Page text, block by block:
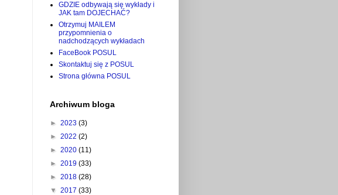
GDZIE odbywają się wykłady i
JAK tam DOJECHAĆ?
Otrzymuj MAILEM
przypomnienia o
nadchodzących wykładach
FaceBook POSUL
Skontaktuj się z POSUL
Strona główna POSUL
Archiwum bloga
► 2023 (3)
► 2022 (2)
► 2020 (11)
► 2019 (33)
► 2018 (28)
▼ 2017 (33)